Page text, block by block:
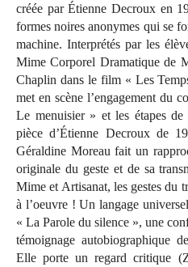
créée par Étienne Decroux en
formes noires anonymes qui se
machine. Interprétés par les
Mime Corporel Dramatique de
Chaplin dans le film « Les
met en scène l’engagement du
Le menuisier » et les étapes
pièce d’Étienne Decroux de
Géraldine Moreau fait un
originale du geste et de sa
Mime et Artisanat, les gestes du
à l’oeuvre ! Un langage
« La Parole du silence », une
témoignage autobiographique
Elle porte un regard critique